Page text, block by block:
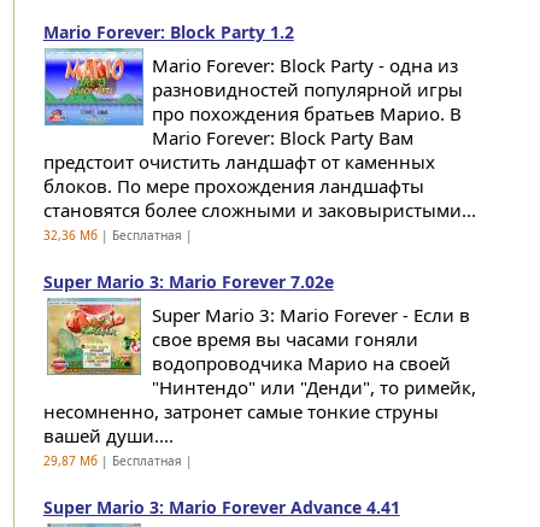
Mario Forever: Block Party 1.2
Mario Forever: Block Party - одна из
разновидностей популярной игры
про похождения братьев Марио. В
Mario Forever: Block Party Вам
предстоит очистить ландшафт от каменных
блоков. По мере прохождения ландшафты
становятся более сложными и заковыристыми...
32,36 Мб| Бесплатная |
Super Mario 3: Mario Forever 7.02e
Super Mario 3: Mario Forever - Если в
свое время вы часами гоняли
водопроводчика Марио на своей
"Нинтендо" или "Денди", то римейк,
несомненно, затронет самые тонкие струны
вашей души....
29,87 Мб| Бесплатная |
Super Mario 3: Mario Forever Advance 4.41